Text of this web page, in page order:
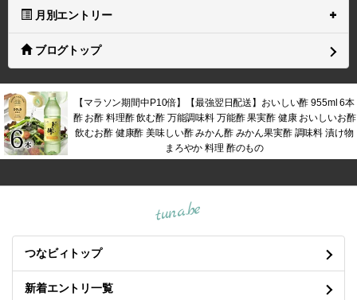
月別エントリー
ブログトップ
【マラソン期間中P10倍】【最強翌日配送】おいしい酢 955ml 6本
酢 お酢 料理酢 飲む酢 万能調味料 万能酢 果実酢 健康 おいしいお酢
飲むお酢 健康酢 美味しい酢 みかん酢 みかん果実酢 調味料 漬け物
まろやか 料理 酢のもの
tuna.be
つなビィトップ
新着エントリ一覧